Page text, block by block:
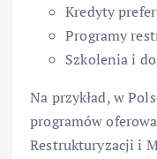
Kredyty
Programy
Szkolenia i
Na przykład, w
programów
Restrukturyzacji i